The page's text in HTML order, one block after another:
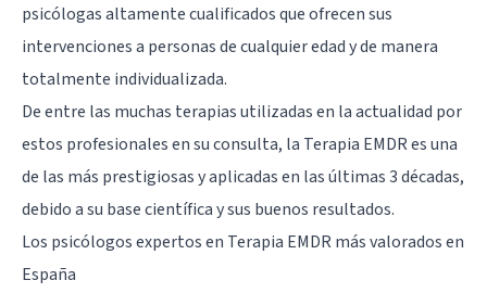
psicólogas altamente cualificados que ofrecen sus
intervenciones a personas de cualquier edad y de manera
totalmente individualizada.
De entre las muchas terapias utilizadas en la actualidad por
estos profesionales en su consulta, la Terapia EMDR es una
de las más prestigiosas y aplicadas en las últimas 3 décadas,
debido a su base científica y sus buenos resultados.
Los psicólogos expertos en Terapia EMDR más valorados en
España